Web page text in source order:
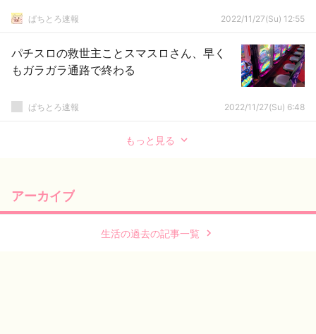
ぱちとろ速報 2022/11/27(Su) 12:55
パチスロの救世主ことスマスロさん、早く
もガラガラ通路で終わる
ぱちとろ速報 2022/11/27(Su) 6:48
もっと見る
アーカイブ
生活の過去の記事一覧